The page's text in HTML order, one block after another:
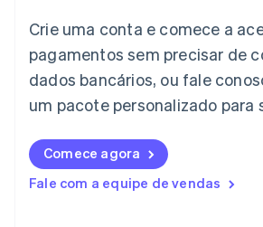
Crie uma conta e comece a
pagamentos sem precisar de
dados bancários, ou fale
um pacote personalizado para
Comece agora
Fale com a equipe de vendas
Italiano English
日本語English
Letônia
Liechtenstein
Lituânia
English
Luxemburgo